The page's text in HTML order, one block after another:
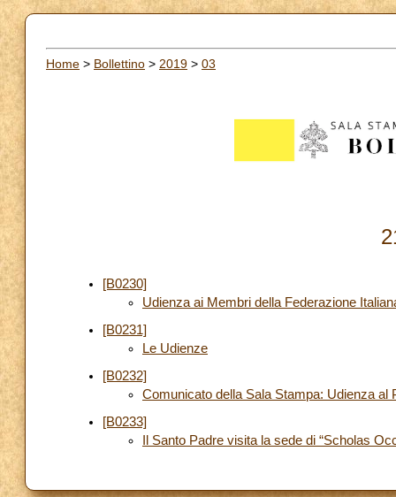
Home > Bollettino > 2019 > 03
[B0230]
Udienza ai Membri della Federazione
[B0231]
Le Udienze
[B0232]
Comunicato della Sala Stampa: Udienza al
[B0233]
Il Santo Padre visita la sede di “Scholas